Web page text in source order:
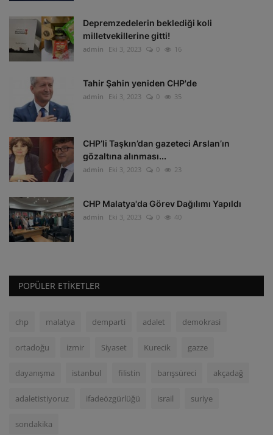
Depremzedelerin beklediği koli
milletvekillerine gitti!
admin Eki 3, 2023 0 16
Tahir Şahin yeniden CHP'de
admin Eki 3, 2023 0 35
CHP’li Taşkın’dan gazeteci Arslan’ın
gözaltına alınması...
admin Eki 3, 2023 0 23
CHP Malatya'da Görev Dağılımı Yapıldı
admin Eki 3, 2023 0 40
POPÜLER ETIKETLER
chp malatya demparti adalet demokrasi
ortadoğu izmir Siyaset Kurecik gazze
dayanışma istanbul filistin barışsüreci akçadağ
adaletistiyoruz ifadeözgürlüğü israil suriye
sondakika